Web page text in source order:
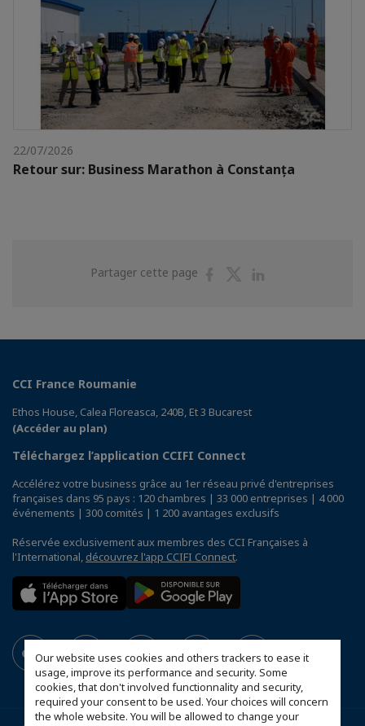
Our website uses cookies and others trackers to ease it
usage, improve its performance and security. Some
cookies, that don't involved functionnality and security,
required your consent to be used. Your choices will concern
the whole website. You will be allowed to change your
22/07/2026
Retour sur: Business Marathon à Constanța
Partager cette page
PartagerPartager
CCI France Roumanie
Ethos House, Calea Floreasca, 240B, Et 3 Bucarest
(Accéder au plan)
Téléchargez l’application CCIFI Connect
Accélérez votre business grâce au 1er réseau privé d'entreprises
françaises dans 95 pays : 120 chambres | 33 000 entreprises | 4 000
événements | 300 comités | 1 200 avantages exclusifs
Réservée exclusivement aux membres des CCI Françaises à
l'International, découvrez l'app CCIFI Connect.